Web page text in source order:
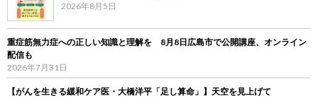
2026年8月5日
重症筋無力症への正しい知識と理解を 8月8日広島市で公開講座、オンライン
配信も
2026年7月31日
【がんを生きる緩和ケア医・大橋洋平「足し算命」】天空を見上げて